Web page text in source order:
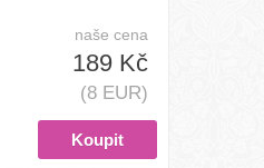
naše cena
189 Kč
(8 EUR)